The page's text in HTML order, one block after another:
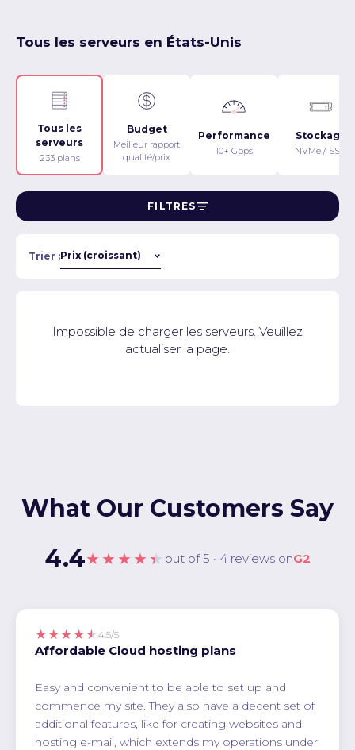
Tous les serveurs en États-Unis
Tous les
serveurs
233 plans
Budget
Meilleur rapport
qualité/prix
Performance
10+ Gbps
Stockage
NVMe / SSD
FILTRES
Trier :
Impossible de charger les serveurs. Veuillez
actualiser la page.
What Our Customers Say
4.4★★★★★ out of 5 · 4 reviews onG2
★★★★★ 4.5/5
Affordable Cloud hosting plans
Easy and convenient to be able to set up and
commence my site. They also have a decent set of
additional features, like for creating websites and
hosting e-mail, which extends my operations under